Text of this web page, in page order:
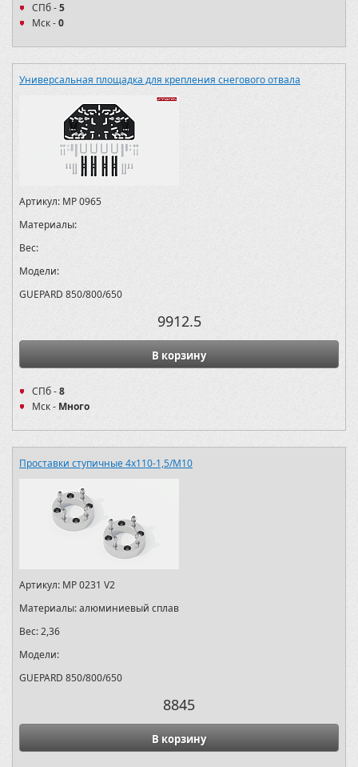
СПб -5
Мск -0
Универсальная площадка для крепления снегового отвала
Артикул: MP 0965
Материалы:
Вес:
Модели:
GUEPARD 850/800/650
9912.5
В корзину
СПб -8
Мск - Много
Проставки ступичные 4х110-1,5/M10
Артикул: MP 0231 V2
Материалы:алюминиевый сплав
Вес:2,36
Модели:
GUEPARD 850/800/650
8845
В корзину